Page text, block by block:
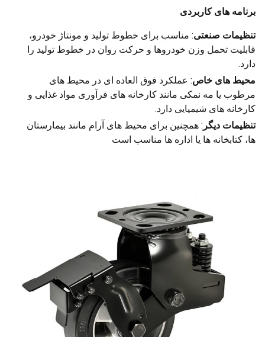
برنامه های کاربردی
تنظیمات صنعتی: مناسب برای خطوط تولید و مونتاژ خودرو،
قابلیت تحمل وزن خودروها و حرکت روان در خطوط تولید را
دارد.
محیط های خاص: عملکرد فوق العاده ای در محیط های
مرطوب یا مه نمکی مانند کارخانه های فرآوری مواد غذایی و
کارخانه های شیمیایی دارد.
تنظیمات دیگر : همچنین برای محیط های آرام مانند بیمارستان
ها، کتابخانه ها یا اداره ها مناسب است